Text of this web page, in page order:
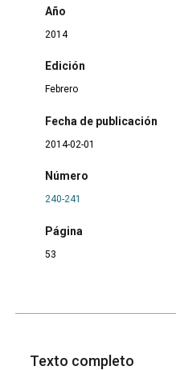
Año
2014
Edición
Febrero
Fecha de publicación
2014-02-01
Número
240-241
Página
53
Texto completo